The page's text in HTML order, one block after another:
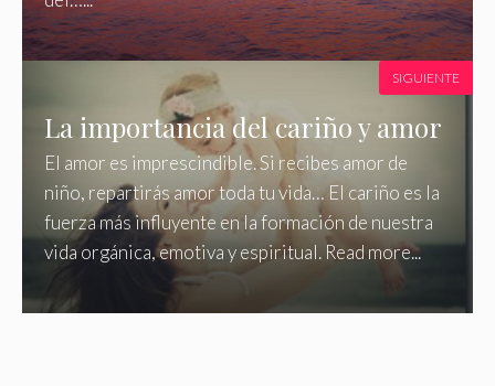
La importancia del cariño y amor
El amor es imprescindible. Si recibes amor de
niño, repartirás amor toda tu vida… El cariño es la
fuerza más influyente en la formación de nuestra
vida orgánica, emotiva y espiritual. Read more...
SIGUIENTE